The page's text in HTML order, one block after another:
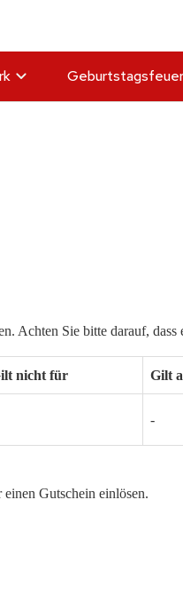
Achten Sie bitte darauf,
nicht für Gilt
-
Gutschein einlösen.